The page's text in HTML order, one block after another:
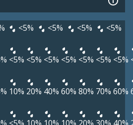
<5% <5% <5% <5%
<5% <5% <5% <5% <5% <5% <5%
10% 20% 40% 60% 80% 70% 60%